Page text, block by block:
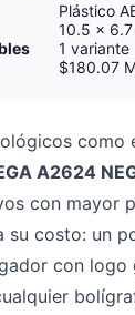
Plástico
10.5 x
1 variante
$180.07
como
A2624
con mayor
su costo: un
con logo